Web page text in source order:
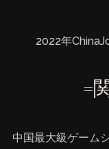
2022年
=
中国最大級ゲーム